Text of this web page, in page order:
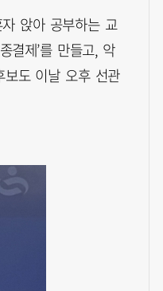
앉아 공부하는 교
결제’를 만들고, 악
보도 이날 오후 선관